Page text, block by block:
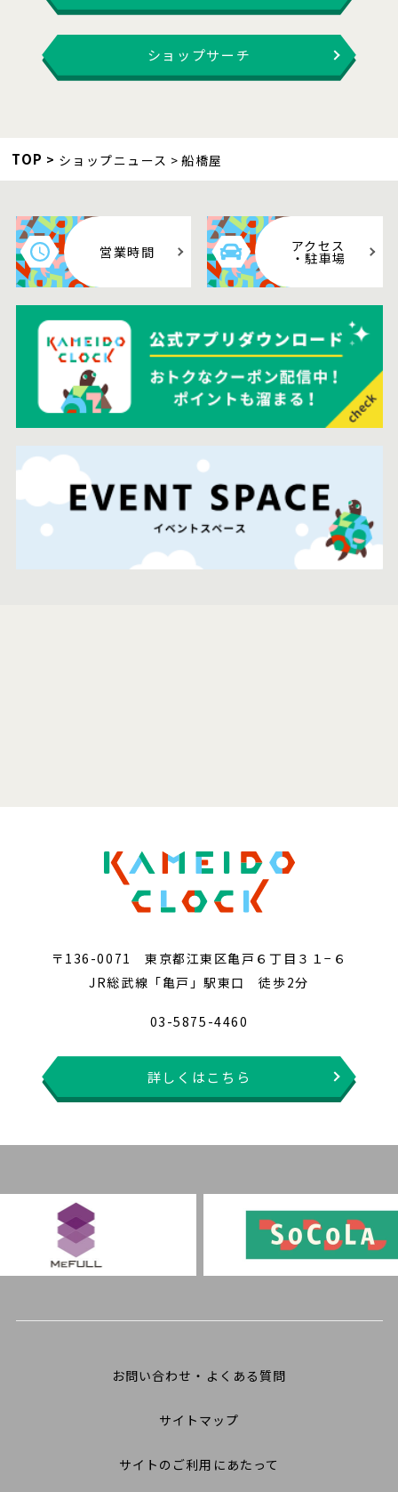
ショップサーチ
TOP ショップニュース 船橋屋
営業時間 アクセス
・駐車場
〒136-0071 東京都江東区亀戸６丁目３１−６
JR総武線「亀戸」駅東口 徒歩2分
03-5875-4460
詳しくはこちら
お問い合わせ・よくある質問
サイトマップ
サイトのご利用にあたって